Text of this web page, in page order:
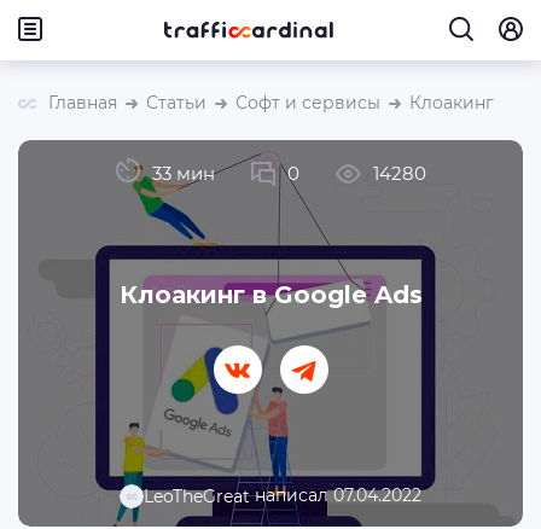
Главная Статьи Софт и сервисы Клоакинг
LeoTheGreatнаписал 07.04.2022
Клоакинг в Google Ads
33 мин 0 14280